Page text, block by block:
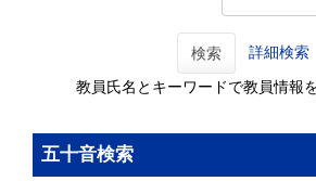
検索 詳細検索
教員氏名とキーワードで教員情報
五十音検索